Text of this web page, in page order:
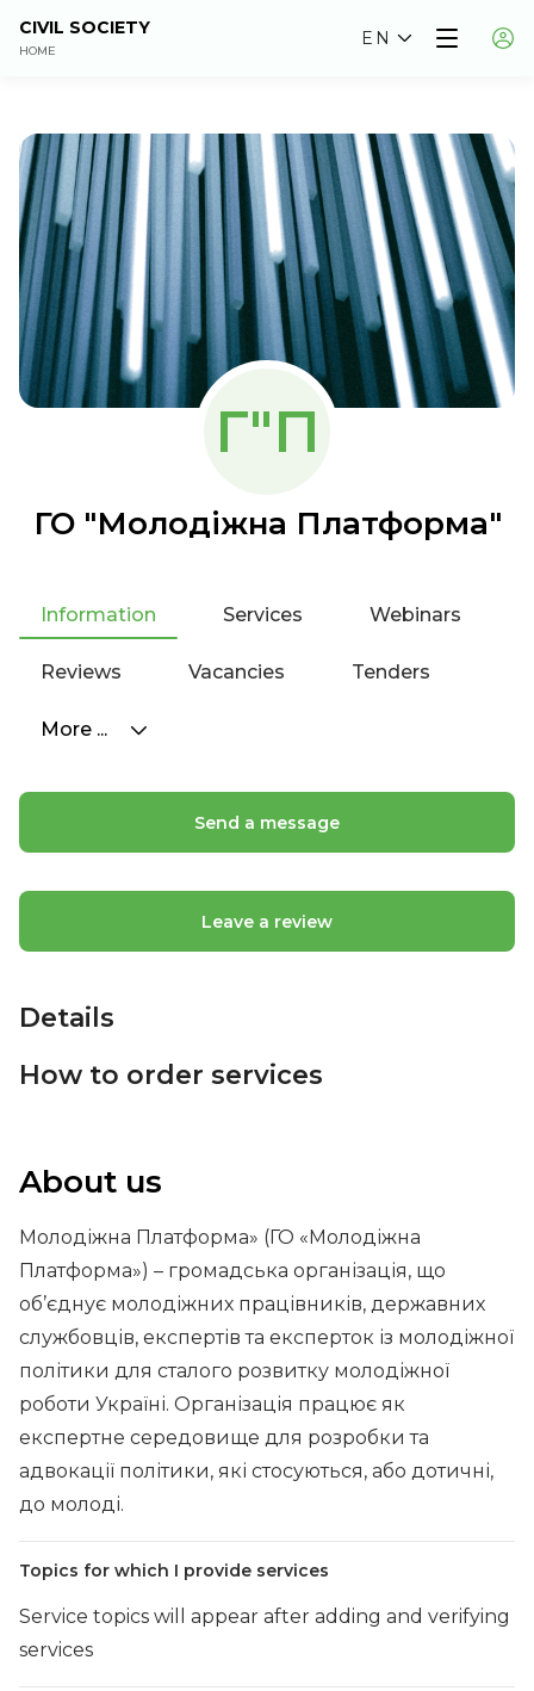
CIVIL SOCIETY
HOME
EN
Г"П
ГО "Молодіжна Платформа"
Information Services Webinars
Reviews Vacancies Tenders
More ...
About us
Молодіжна Платформа» (ГО «Молодіжна
Платформа») – громадська організація, що
об’єднує молодіжних працівників, державних
службовців, експертів та експерток із молодіжної
політики для сталого розвитку молодіжної
роботи Україні. Організація працює як
експертне середовище для розробки та
адвокації політики, які стосуються, або дотичні,
до молоді.
Topics for which I provide services
Service topics will appear after adding and verifying
services
Send a message
Leave a review
Details
How to order services